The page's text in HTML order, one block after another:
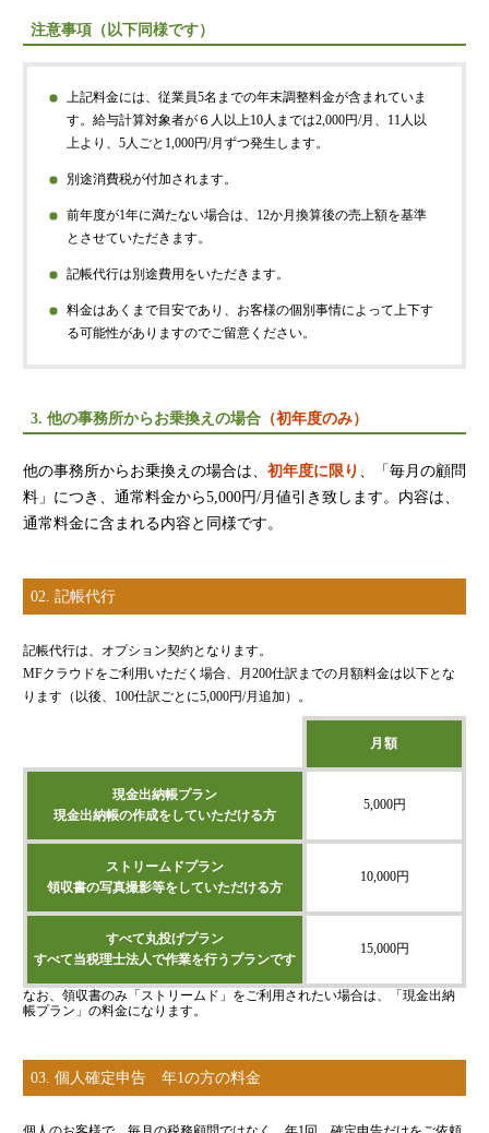
所得税
法人税
消費税
注意事項（以下同様です）
上記料金には、従業員5名までの年末調整料金が含まれていま
す。給与計算対象者が６人以上10人までは2,000円/月、11人以
上より、5人ごと1,000円/月ずつ発生します。
別途消費税が付加されます。
前年度が1年に満たない場合は、12か月換算後の売上額を基準
とさせていただきます。
記帳代行は別途費用をいただきます。
料金はあくまで目安であり、お客様の個別事情によって上下す
る可能性がありますのでご留意ください。
3. 他の事務所からお乗換えの場合（初年度のみ）
他の事務所からお乗換えの場合は、 初年度に限り 、「毎月の顧問
料」につき、通常料金から5,000円/月値引き致します。内容は、
通常料金に含まれる内容と同様です。
02. 記帳代行
記帳代行は、オプション契約となります。
MFクラウドをご利用いただく場合、月200仕訳までの月額料金は以下とな
ります（以後、100仕訳ごとに5,000円/月追加）。
月額
現金出納帳プラン
現金出納帳の作成をしていただける方
5,000円
ストリームドプラン
領収書の写真撮影等をしていただける方
10,000円
すべて丸投げプラン
すべて当税理士法人で作業を行うプランです
15,000円
なお、領収書のみ「ストリームド」をご利用されたい場合は、「現金出納
帳プラン」の料金になります。
03. 個人確定申告 年1の方の料金